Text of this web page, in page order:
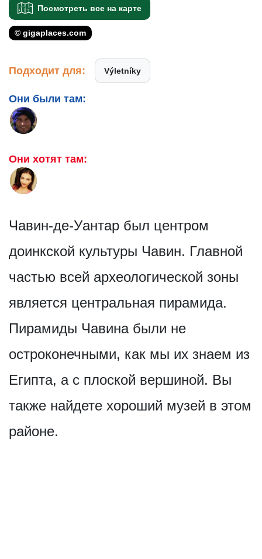
Посмотреть все на карте
© gigaplaces.com
Подходит для: Výletníky
Они были там:
Они хотят там:
Чавин-де-Уантар был центром
доинкской культуры Чавин. Главной
частью всей археологической зоны
является центральная пирамида.
Пирамиды Чавина были не
остроконечными, как мы их знаем из
Египта, а с плоской вершиной. Вы
также найдете хороший музей в этом
районе.